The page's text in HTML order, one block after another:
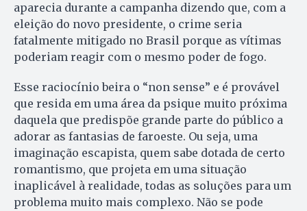
aparecia durante a campanha dizendo que, com a
eleição do novo presidente, o crime seria
fatalmente mitigado no Brasil porque as vítimas
poderiam reagir com o mesmo poder de fogo.
Esse raciocínio beira o “non sense” e é provável
que resida em uma área da psique muito próxima
daquela que predispõe grande parte do público a
adorar as fantasias de faroeste. Ou seja, uma
imaginação escapista, quem sabe dotada de certo
romantismo, que projeta em uma situação
inaplicável à realidade, todas as soluções para um
problema muito mais complexo. Não se pode